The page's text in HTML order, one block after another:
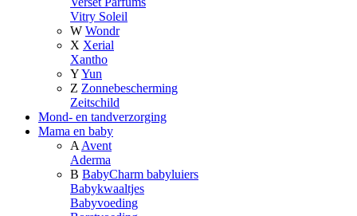
Vitry Soleil
W Wondr
X Xerial
Xantho
YYun
Z Zonnebescherming
Zeitschild
Mond- en tandverzorging
Mama en baby
A Avent
Aderma
B BabyCharm babyluiers
Babykwaaltjes
Babyvoeding